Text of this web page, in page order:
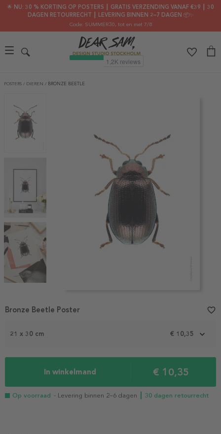
🌟 NU: 30 % KORTING OP POSTERS ┃ GRATIS VERZENDING VANAF €39 ┃ 30
DAGEN RETOURRECHT ┃ LEVERING BINNEN 2–7 DAGEN 📦✨
Code: SUMMER30, tot en met 7/8
POSTERS / DIEREN / BRONZE BEETLE
1
21 x 30 cm € 10,35
In winkelmand € 10,35
Op voorraad - Levering binnen 2–6 dagen ┃ 30 dagen retourrecht
Bronze Beetle Poster favorite_border